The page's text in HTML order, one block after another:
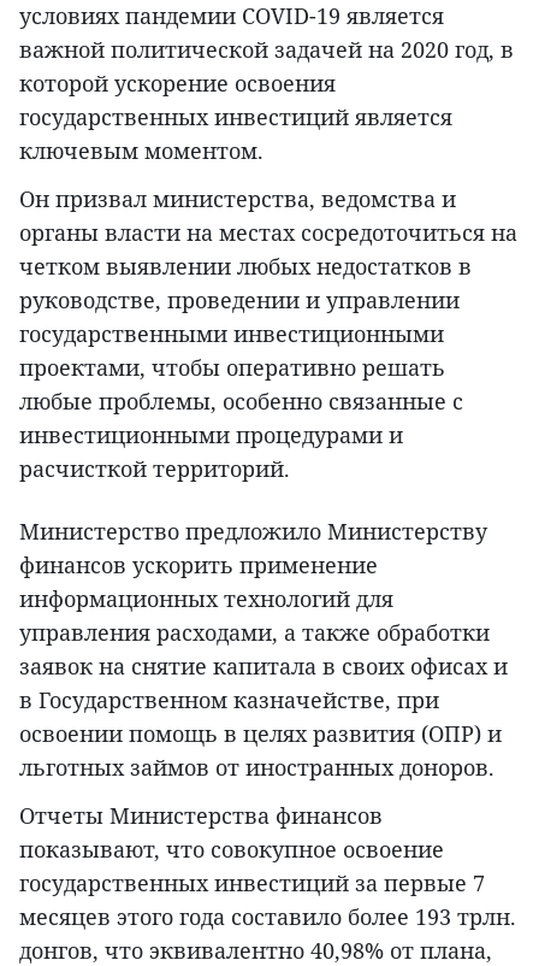
условиях пандемии COVID-19 является
важной политической задачей на 2020 год, в
которой ускорение освоения
государственных инвестиций является
ключевым моментом.
Он призвал министерства, ведомства и
органы власти на местах сосредоточиться на
четком выявлении любых недостатков в
руководстве, проведении и управлении
государственными инвестиционными
проектами, чтобы оперативно решать
любые проблемы, особенно связанные с
инвестиционными процедурами и
расчисткой территорий.
Министерство предложило Министерству
финансов ускорить применение
информационных технологий для
управления расходами, а также обработки
заявок на снятие капитала в своих офисах и
в Государственном казначействе, при
освоении помощь в целях развития (ОПР) и
льготных займов от иностранных доноров.
Отчеты Министерства финансов
показывают, что совокупное освоение
государственных инвестиций за первые 7
месяцев этого года составило более 193 трлн.
донгов, что эквивалентно 40,98% от плана,